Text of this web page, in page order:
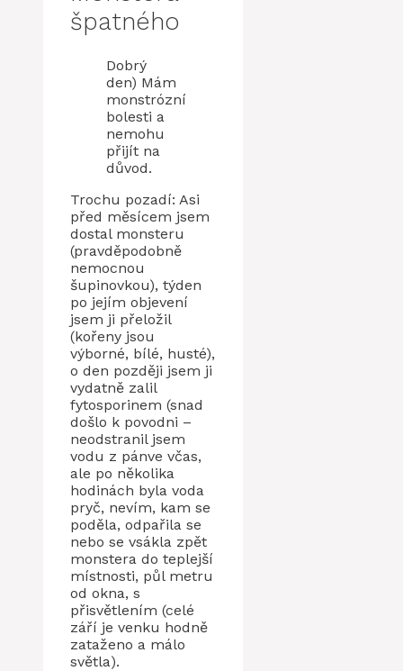
špatného
Dobrý
den) Mám
monstrózní
bolesti a
nemohu
přijít na
důvod.
Trochu pozadí: Asi
před měsícem jsem
dostal monsteru
(pravděpodobně
nemocnou
šupinovkou), týden
po jejím objevení
jsem ji přeložil
(kořeny jsou
výborné, bílé, husté),
o den později jsem ji
vydatně zalil
fytosporinem (snad
došlo k povodni –
neodstranil jsem
vodu z pánve včas,
ale po několika
hodinách byla voda
pryč, nevím, kam se
poděla, odpařila se
nebo se vsákla zpět
monstera do teplejší
místnosti, půl metru
od okna, s
přisvětlením (celé
září je venku hodně
zataženo a málo
světla).